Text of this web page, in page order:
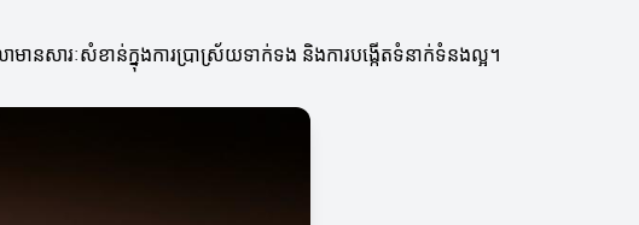
នសារៈសំខាន់ក្នុងការប្រាស្រ័យទាក់ទង និងការបង្កើតទំនាក់ទំនងល្អ។